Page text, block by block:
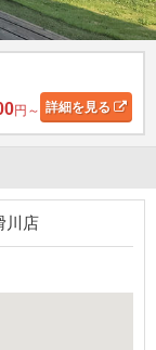
円～ 詳細を見る
川店